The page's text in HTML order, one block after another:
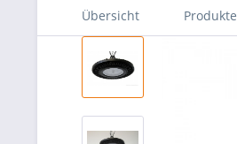
Übersicht Produkte